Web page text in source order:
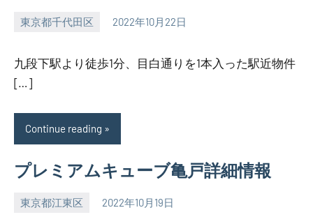
東京都千代田区 2022年10月22日
SEZIMO
九段下駅より徒歩1分、目白通りを1本入った駅近物件
[…]
Continue reading
プレミアムキューブ亀戸詳細情報
東京都江東区 2022年10月19日
SEZIMO